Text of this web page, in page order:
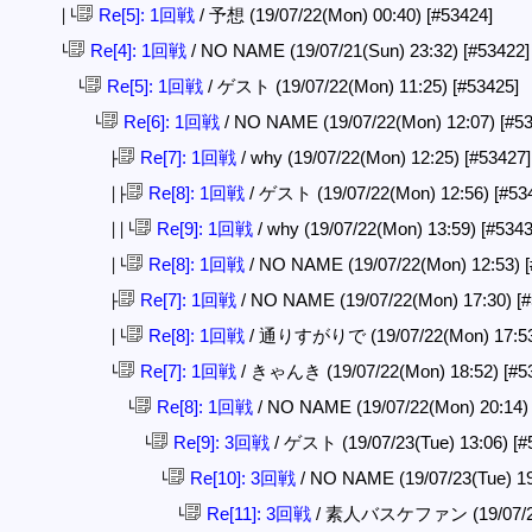
│└ Re[5]: 1回戦 / 予想 (19/07/22(Mon) 00:40) [#53424]
└ Re[4]: 1回戦 / NO NAME (19/07/21(Sun) 23:32) [#53422]
└ Re[5]: 1回戦 / ゲスト (19/07/22(Mon) 11:25) [#53425]
└ Re[6]: 1回戦 / NO NAME (19/07/22(Mon) 12:07)
├ Re[7]: 1回戦 / why (19/07/22(Mon) 12:25) [#53427]
│├ Re[8]: 1回戦 / ゲスト (19/07/22(Mon) 12:56)
││└ Re[9]: 1回戦 / why (19/07/22(Mon) 13:59)
│└ Re[8]: 1回戦 / NO NAME (19/07/22(Mon) 12:53)
├ Re[7]: 1回戦 / NO NAME (19/07/22(Mon) 17:30)
│└ Re[8]: 1回戦 / 通りすがりで (19/07/22(Mon)
└ Re[7]: 1回戦 / きゃんき (19/07/22(Mon) 18:52)
└ Re[8]: 1回戦 / NO NAME (19/07/22(Mon) 20:14)
└ Re[9]: 3回戦 / ゲスト (19/07/23(Tue) 13:06)
└ Re[10]: 3回戦 / NO NAME (19/07/23(Tue)
└ Re[11]: 3回戦 / 素人バスケファン (19/